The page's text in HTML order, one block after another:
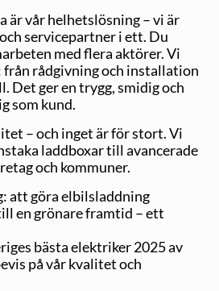
är vår helhetslösning – vi är
servicepartner i ett. Du
med flera aktörer. Vi
från rådgivning och installation
Det ger en trygg, smidig och
som kund.
– och inget är för stort. Vi
laddboxar till avancerade
och kommuner.
att göra elbilsladdning
en grönare framtid – ett
bästa elektriker 2025 av
på vår kvalitet och